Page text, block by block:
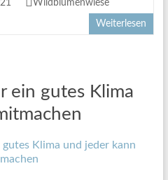
Wildblumenwiese
Weiterlesen
ein gutes Klima